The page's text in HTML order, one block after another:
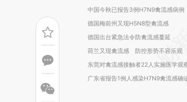
中国今秋已报告3例H7N9禽流感病例
德国梅前州又现H5N8型禽流感
德国出台紧急法令防禽流感蔓延
荷兰又现禽流感 防控形势不容乐观
东莞对禽流感接触者22人实施医学观
广东省报告1例人感染H7N9禽流感确